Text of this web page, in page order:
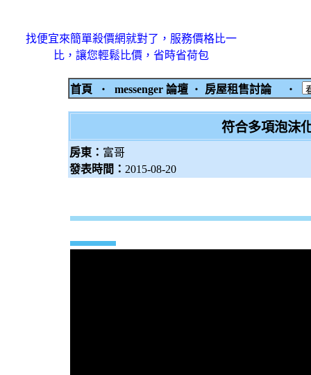
找便宜來簡單殺價網就對了，服務價格比一
比，讓您輕鬆比價，省時省荷包
首頁 ‧ messenger 論壇 ‧ 房屋租售討論 ‧
符合多項泡沫
房東： 富哥
發表時間： 2015-08-20